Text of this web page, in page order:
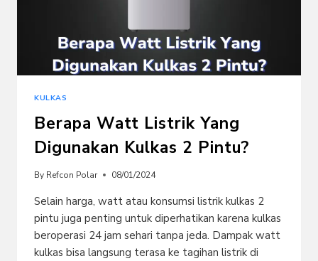
KULKAS
Berapa Watt Listrik Yang
Digunakan Kulkas 2 Pintu?
By Refcon Polar 08/01/2024
Selain harga, watt atau konsumsi listrik kulkas 2
pintu juga penting untuk diperhatikan karena kulkas
beroperasi 24 jam sehari tanpa jeda. Dampak watt
kulkas bisa langsung terasa ke tagihan listrik di